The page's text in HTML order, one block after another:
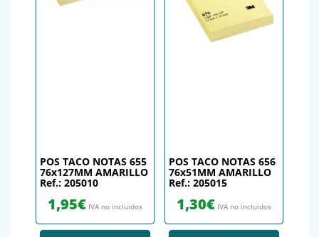
POS TACO NOTAS 655
76x127MM AMARILLO
Ref.: 205010
1,95€ IVA no incluidos
POS TACO NOTAS 656
76x51MM AMARILLO
Ref.: 205015
1,30€ IVA no incluidos